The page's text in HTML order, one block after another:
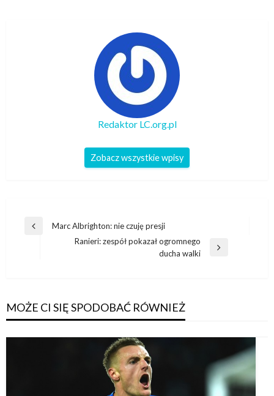
Redaktor LC.org.pl
Zobacz wszystkie wpisy
Nawigacja
Poprzedni
Marc Albrighton: nie czuję presji
Ranieri: zespół pokazał ogromnego
ducha walki
MOŻE CI SIĘ SPODOBAĆ RÓWNIEŻ